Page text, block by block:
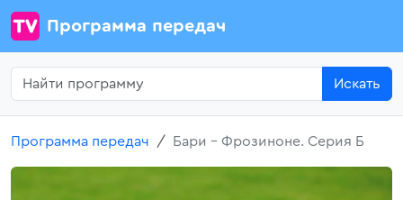
Программа передач
Искать
Программа передач Бари - Фрозиноне. Серия Б